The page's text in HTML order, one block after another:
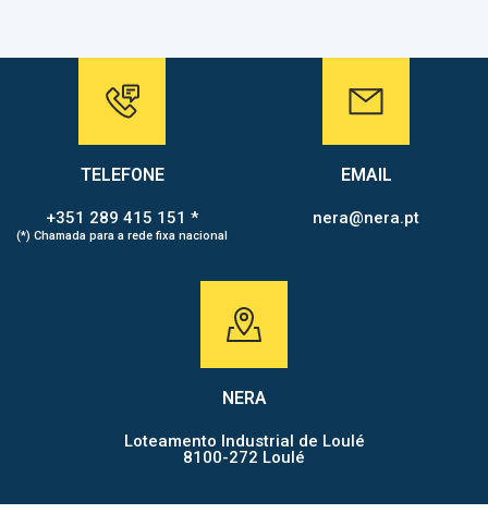
TELEFONE
+351 289 415 151 *
(*) Chamada para a rede fixa nacional
EMAIL
nera@nera.pt
NERA
Loteamento Industrial de Loulé
8100-272 Loulé